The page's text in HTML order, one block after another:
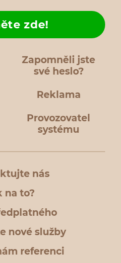
Zapomněli jste
své heslo?
zde!
Reklama
Provozovatel
systému
nás
na to?
nové služby
referenci